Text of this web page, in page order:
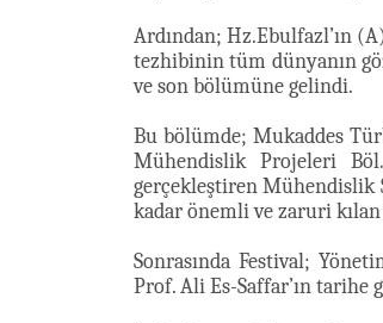
Ardından; Hz.Ebulfazl’ın
tezhibinin tüm dünyanın
ve son bölümüne gelindi.
Bu bölümde; Mukaddes
Mühendislik Projeleri
gerçekleştiren
kadar önemli ve zaruri
Sonrasında Festival;
Prof. Ali Es-Saffar’ın